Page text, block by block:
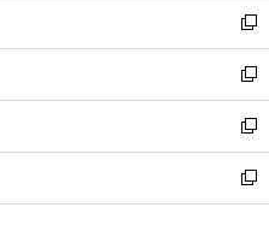
く
で
開
く
ド
ウ
で
開
く
ィ
ン
ド
ウ
で
開
く
い
ウ
ィ
ン
ド
ウ
で
開
新
し
い
ウ
ィ
ン
ド
ウ
新
し
い
ウ
ィ
ン
新
し
い
ウ
新
し